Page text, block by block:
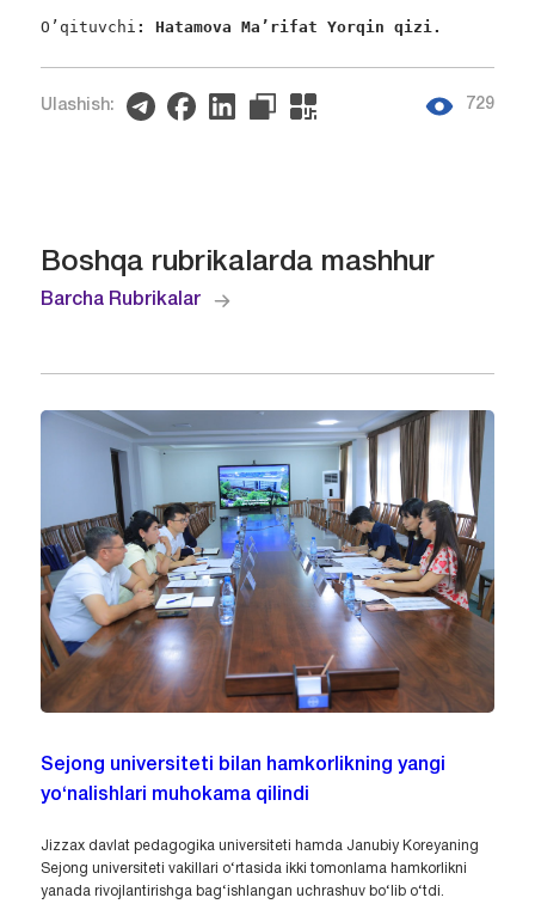
O’qituvchi : Hatamova Ma’rifat Yorqin qizi.
Ulashish: 729
Boshqa rubrikalarda mashhur
Barcha Rubrikalar
Sejong universiteti bilan hamkorlikning yangi
yo‘nalishlari muhokama qilindi
Jizzax davlat pedagogika universiteti hamda Janubiy Koreyaning
Sejong universiteti vakillari o‘rtasida ikki tomonlama hamkorlikni
yanada rivojlantirishga bag‘ishlangan uchrashuv bo‘lib o‘tdi.